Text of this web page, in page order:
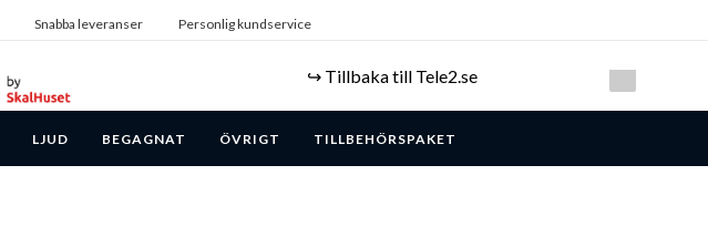
Snabba leveranser Personlig kundservice
↪️ Tillbaka till Tele2.se
LJUD BEGAGNAT ÖVRIGT TILLBEHÖRSPAKET